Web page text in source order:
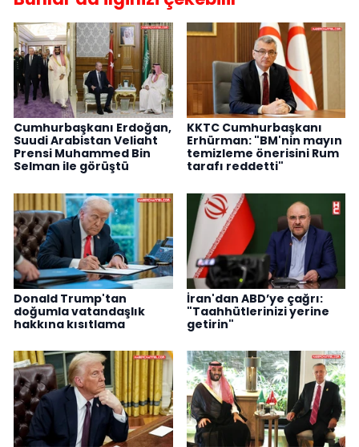
Cumhurbaşkanı Erdoğan,
Suudi Arabistan Veliaht
Prensi Muhammed Bin
Selman ile görüştü
KKTC Cumhurbaşkanı
Erhürman: "BM'nin mayın
temizleme önerisini Rum
tarafı reddetti"
Donald Trump'tan
doğumla vatandaşlık
hakkına kısıtlama
İran'dan ABD’ye çağrı:
"Taahhütlerinizi yerine
getirin"